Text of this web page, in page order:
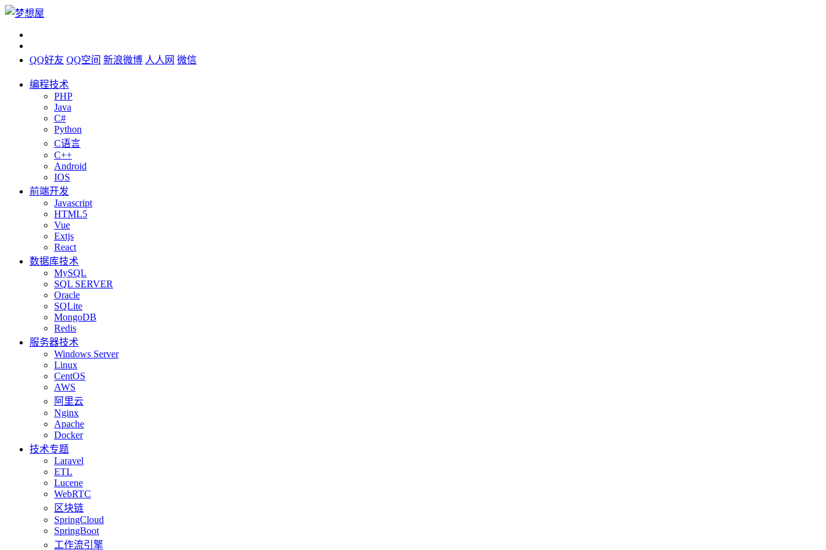
QQ好友 QQ空间 新浪微博 人人网 微信
编程技术
PHP
Java
C#
Python
C语言
C++
Android
IOS
前端开发
Javascript
HTML5
Vue
Extjs
React
数据库技术
MySQL
SQL SERVER
Oracle
SQLite
MongoDB
Redis
服务器技术
Windows Server
Linux
CentOS
AWS
阿里云
Nginx
Apache
Docker
技术专题
Laravel
ETL
Lucene
WebRTC
区块链
SpringCloud
SpringBoot
工作流引擎